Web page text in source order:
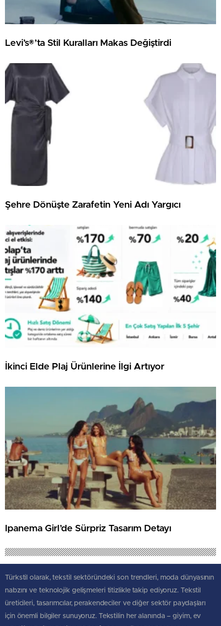
Levi’s®’ta Stil Kuralları Makas Değiştirdi
Şehre Dönüşte Zarafetin Yeni Adı Yargıcı
İkinci Elde Plaj Ürünlerine İlgi Artıyor
Ipanema Girl’de Sürpriz Tasarım Detayı
Türkstil olarak, tekstil sektöründeki son trendleri, moda dünyasının
nabzını ve teknolojik gelişmeleri titizlikle takip ediyoruz. Tekstil
üreticileri, tasarımcılar, perakendeciler ve diğer sektör paydaşları
için önemli bilgiler sunuyoruz. Tekstilin her alanında – giyim, ev